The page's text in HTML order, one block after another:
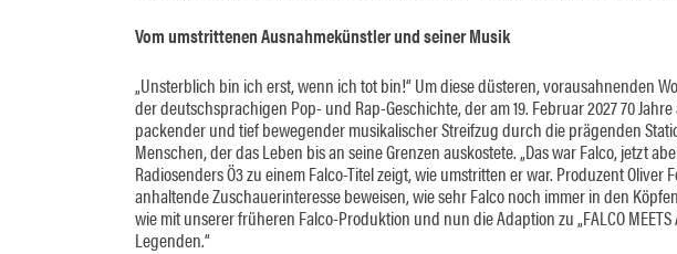
Vom umstrittenen Ausnahmekünstler und seiner Musik
„Unsterblich bin ich erst, wenn ich tot bin!“ Um diese düsteren, vorausahnenden
der deutschsprachigen Pop- und Rap-Geschichte, der am 19. Februar 2027 70 Jahre
packender und tief bewegender musikalischer Streifzug durch die prägenden
Menschen, der das Leben bis an seine Grenzen auskostete. „Das war Falco, jetzt
Radiosenders Ö3 zu einem Falco-Titel zeigt, wie umstritten er war. Produzent
anhaltende Zuschauerinteresse beweisen, wie sehr Falco noch immer in den
wie mit unserer früheren Falco-Produktion und nun die Adaption zu „FALCO
Legenden.“